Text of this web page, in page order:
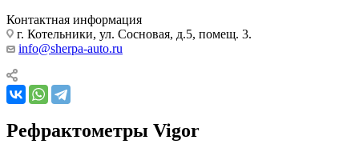
Контактная информация
г. Котельники, ул. Сосновая, д.5, помещ. 3.
info@sherpa-auto.ru
Рефрактометры Vigor